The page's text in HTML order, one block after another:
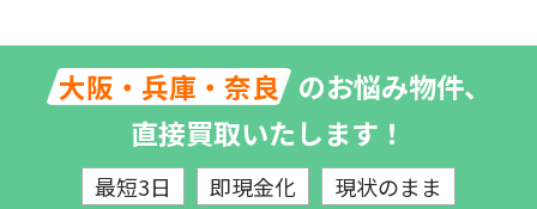
大阪・兵庫・奈良 のお悩み物件、
直接買取いたします！
最短3日 即現金化 現状のまま